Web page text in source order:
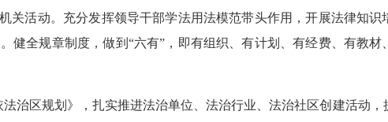
关活动。充分发挥领导干部学法用法模范带头作用，开展法律知识
健全规章制度，做到“六有”，即有组织、有计划、有经费、有教材
法治区规划》，扎实推进法治单位、法治行业、法治社区创建活动